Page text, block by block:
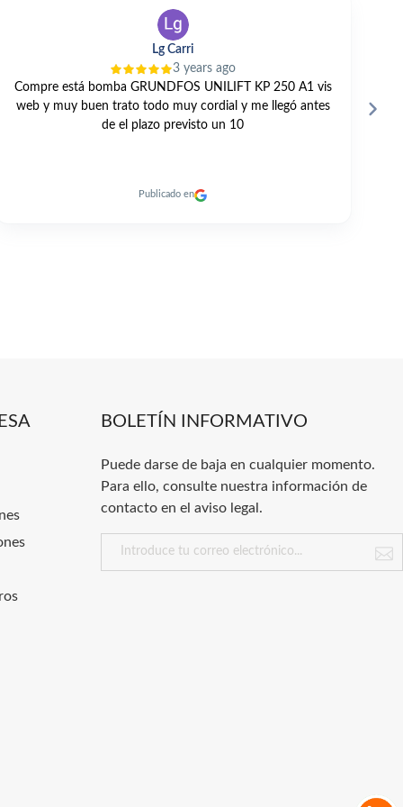
V TANO
3 years ago
GRAN TRATO PROFESIONAL Y PERSONAL. TODO
MUY RAPIDO. RECOMENDABLE 100% A DIA DE HOY.
Publicado en
BOLETÍN INFORMATIVO
Puede darse de baja en cualquier momento.
Para ello, consulte nuestra información de
contacto en el aviso legal.